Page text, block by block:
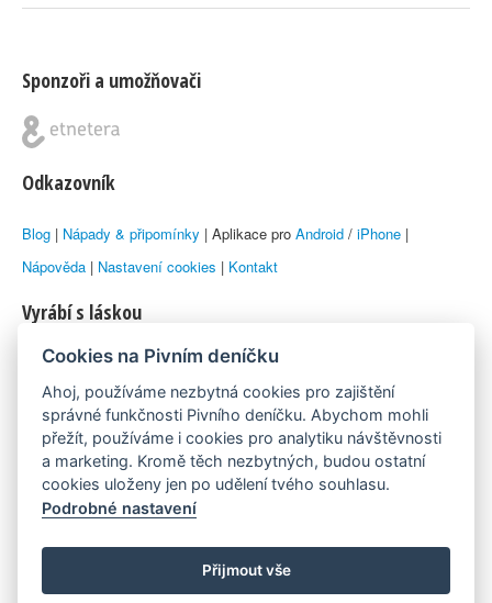
Sponzoři a umožňovači
Odkazovník
Blog | Nápady & připomínky | Aplikace pro Android / iPhone |
Nápověda | Nastavení cookies | Kontakt
Vyrábí s láskou
© 2010–2026 byLukáš Zemanaka Emka
Máme rádi
Pivní.info
Poznámka pod čarou
Pivní deníček je nezávislý zdroj, který není spjat s žádným
Cookies na Pivním deníčku
Ahoj, používáme nezbytná cookies pro zajištění
správné funkčnosti Pivního deníčku. Abychom mohli
přežít, používáme i cookies pro analytiku návštěvnosti
a marketing. Kromě těch nezbytných, budou ostatní
cookies uloženy jen po udělení tvého souhlasu.
Podrobné nastavení
Přijmout vše